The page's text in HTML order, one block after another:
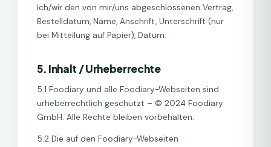
ich/wir den von mir/uns abgeschlossenen Vertrag,
Bestelldatum, Name, Anschrift, Unterschrift (nur
bei Mitteilung auf Papier), Datum.
5. Inhalt / Urheberrechte
5.1 Foodiary und alle Foodiary-Webseiten sind
urheberrechtlich geschützt – © 2024 Foodiary
GmbH. Alle Rechte bleiben vorbehalten.
5.2 Die auf den Foodiary-Webseiten